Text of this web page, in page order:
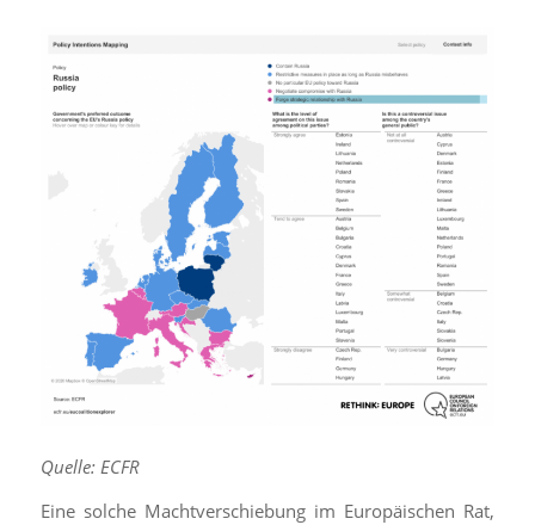
Quelle: ECFR
Eine solche Machtverschiebung im Europäischen Rat,